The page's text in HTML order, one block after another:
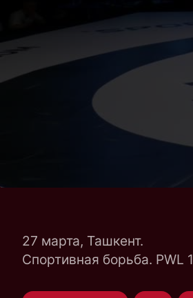
27 марта, Ташкент.
Спортивная борьба. PWL